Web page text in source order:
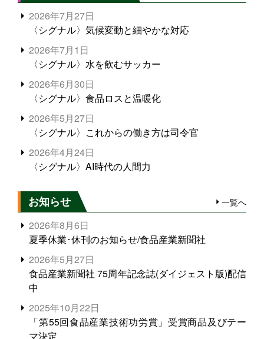
2026年7月27日
〈シグナル〉気候変動と細やかな対応
2026年7月1日
〈シグナル〉水を飲むサッカー
2026年6月30日
〈シグナル〉食品ロスと温暖化
2026年5月27日
〈シグナル〉これからの働き方は司令官
2026年4月24日
〈シグナル〉AI時代の人間力
お知らせ 一覧へ
2026年8月6日
夏季休業･休刊のお知らせ/食品産業新聞社
2026年5月27日
食品産業新聞社 75周年記念誌(ダイジェスト版)配信
中
2025年10月22日
「第55回食品産業技術功労賞」受賞商品及びテー
マ決定